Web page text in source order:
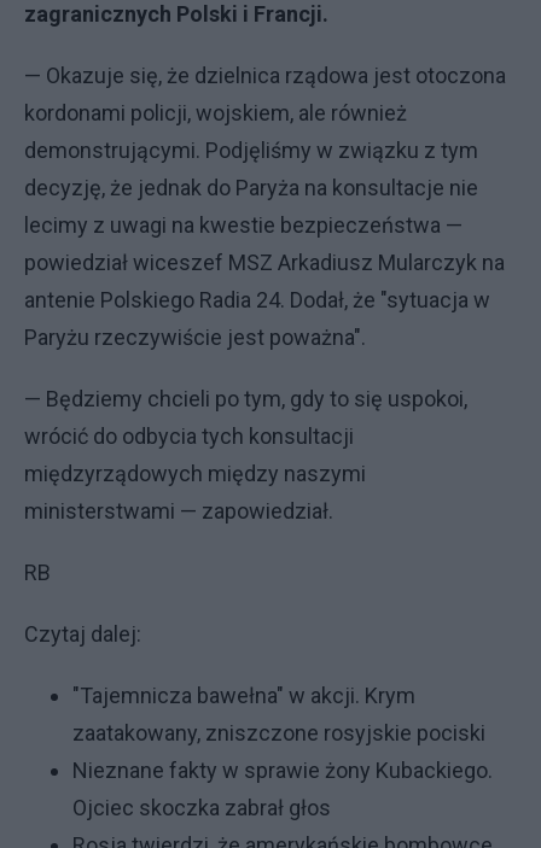
zagranicznych Polski i Francji.
— Okazuje się, że dzielnica rządowa jest otoczona
kordonami policji, wojskiem, ale również
demonstrującymi. Podjęliśmy w związku z tym
decyzję, że jednak do Paryża na konsultacje nie
lecimy z uwagi na kwestie bezpieczeństwa —
powiedział wiceszef MSZ Arkadiusz Mularczyk na
antenie Polskiego Radia 24. Dodał, że "sytuacja w
Paryżu rzeczywiście jest poważna".
— Będziemy chcieli po tym, gdy to się uspokoi,
wrócić do odbycia tych konsultacji
międzyrządowych między naszymi
ministerstwami — zapowiedział.
RB
Czytaj dalej:
"Tajemnicza bawełna" w akcji. Krym
zaatakowany, zniszczone rosyjskie pociski
Nieznane fakty w sprawie żony Kubackiego.
Ojciec skoczka zabrał głos